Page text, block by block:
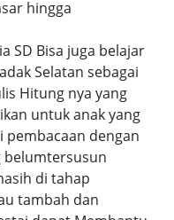
hingga
SD Bisa juga belajar
Selatan sebagai
Hitung nya yang
untuk anak yang
dengan
belumtersusun
di tahap
tambah dan